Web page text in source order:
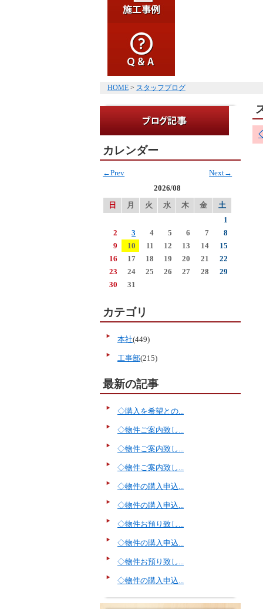
HOME> スタッフブログ
カレンダー
←Prev
Next→
2026/08
日
月 火 水 木 金
土
1
2
3 4 5 6 7
8
9
10 11 12 13 14
15
16
17 18 19 20 21
22
23
24 25 26 27 28
29
30
31
カテゴリ
本社(449)
工事部(215)
最新の記事
◇購入を希望との...
◇物件ご案内致し...
◇物件ご案内致し...
◇物件ご案内致し...
◇物件の購入申込...
◇物件の購入申込...
◇物件お預り致し...
◇物件の購入申込...
◇物件お預り致し...
◇物件の購入申込...